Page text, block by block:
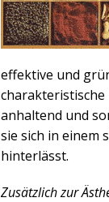
effektive und
anhaltend und
sie sich in einem
hinterlässt.
Zusätzlich zur